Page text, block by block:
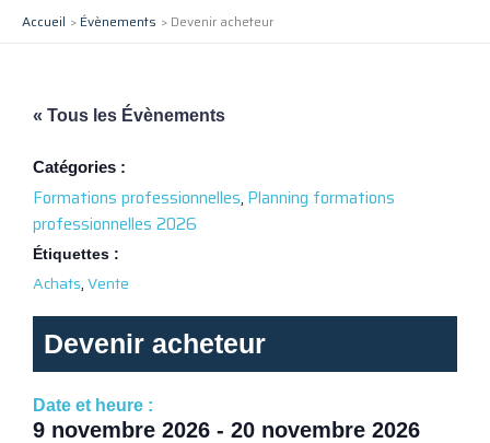
Accueil Évènements Devenir acheteur
« Tous les Évènements
Catégories :
Formations professionnelles, Planning formations
professionnelles 2026
Étiquettes :
Achats,Vente
Devenir acheteur
Date et heure :
9 novembre 2026 - 20 novembre 2026